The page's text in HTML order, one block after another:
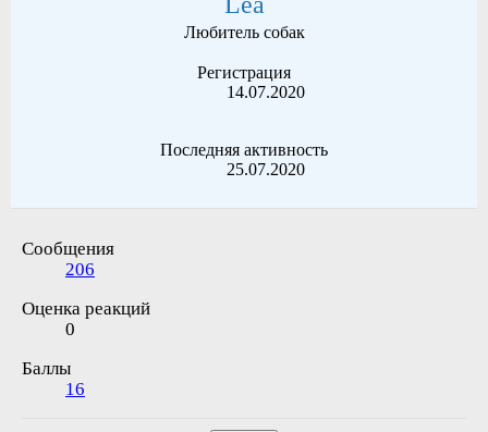
Любитель собак
Регистрация
14.07.2020
Последняя активность
25.07.2020
Сообщения
206
Оценка реакций
0
Баллы
16